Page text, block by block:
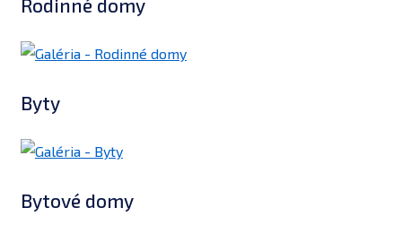
Rodinné domy
Byty
Bytové domy